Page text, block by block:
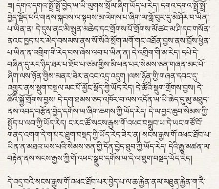
ཟ། དགའ་དགའ་སྤྲོ་སྤྲོ་བྱེད་ཡ་ཡི་ལུགས་སྲོལ་ཞིག་ཡོད་པ་རེད། དགའ་དགའ་སྤྲོ་སྤྲོ་
བྱེད་སྡོད་པའི་གནས་སྐབས་ལ་སྟབས་མ་ལེགས་པ་ཞིག་ལ་གློ་བུར་དུ་མེ་ཤོར་བ་ཡིན་
པ་ཡིན་ན། དེ་དུས་ནང་མི་སྤུན་མཆེད་དང་གྲོགས་པོ་གྲོགས་མོ་ཚང་མ་ཤི་དང་གསོན་
ནའང་ཁྱད་པར་མེད་བསམས་ནས་སོ་སོའི་སྲོག་མགོ་གང་འཐོན་བྱས་ནས་བྲོས་ཕྱིན་
པ་ཡིན་ན་འགྲིག་གི་རེད་བས་ཞེས་ལབ་པ་ཡིན་ན། དེ་འགྲིག་གི་མ་རེད། དཔེ་དེ་
བཞིན་དུ་རང་ཉིད་ཐར་པ་ཐོབ་པ་ཙམ་གྱིས་མི་ཕན་པར་སེམས་ཅན་གཞན་མང་པོ་
ཞིག་ལས་ཉོན་གྱིས་མནར་ཟེར་ནའང་འདྲ་འདུག །ལས་ཉོན་གྱི་གཞན་དབང་དུ་
འགྱུར་ནས་སྡུག་བསྔལ་མང་པོ་མྱོང་སྡོད་ཀྱི་ཡོད་རེད། དེ་ཚོའི་སྡུག་གྲོགས་བྱས། དེ་
ཚོའི་སྐྱོ་གྲོགས་བྱས། དེ་དག་ཐམས་ཅད་འཁོར་བ་ལས་འདོན་ཡ་ཡི་ཆེད་དུ་མུ་མཐུད་
ནས་འབད་བརྩོན་བྱེད་དགོས་ཡ་ཞིག་ཆགས་ཀྱི་ཡོད་རེད། དེ་ལ་བྱང་ཆུབ་སེམས་ཀྱི་
སྤྱོད་པ་ལབ་ཀྱི་ཡོད་རེད། ང་རང་ཚོ་སངས་རྒྱས་གོ་འཕང་བསྒྲུབ་ཡ་དེ་ཡང་གཙོ་བོ་
གནད་འགག་དེ་ག་པར་ཐུག་བསྡད་ཀྱི་ཡོད་རེད་ཟེར་ན། སངས་རྒྱས་གོ་འཕང་ཐོབ་པ་
ཡིན་ན་མཐའ་ཡས་པའི་སེམས་ཅན་གྱི་དོན་བྱེད་ཐུབ་ཀྱི་ཡོད་རེད། དེའི་རྒྱུ་མཚན་ལ་
བརྟེན་ནས་སངས་རྒྱས་ཀྱི་གོ་འཕང་སྒྲུབ་དགོས་ཡ་དེ་ལ་ཐུག་བསྡད་ཡོད་རེད།
དེ་འདྲ་བའི་སངས་རྒྱས་གོ་འཕང་ཐོབ་པར་བྱེད་པ་ལ་ཆ་རྐྱེན་ནམ་མཐུན་རྐྱེན་ག་རེེ་